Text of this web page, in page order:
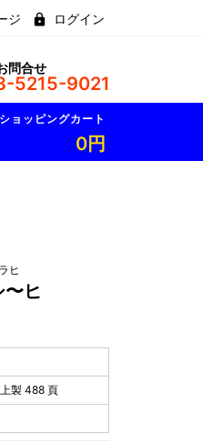
ジ ログイン
問合せ
5215-9021
ショッピングカート
0円
ヒ
ヒ
製 488 頁